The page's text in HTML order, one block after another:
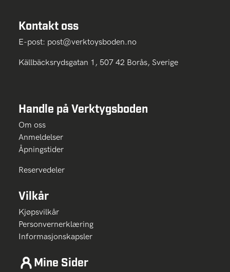
Kontakt oss
E-post: post@verktoysboden.no
Källbäcksrydsgatan 1, 507 42 Borås, Sverige
Handle på Verktygsboden
Om oss
Anmeldelser
Åpningstider
Reservedeler
Vilkår
Kjøpsvilkår
Personvernerklæring
Informasjonskapsler
Mine Sider